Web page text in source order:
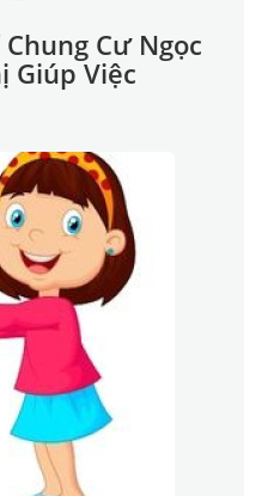
Cư Ngọc
Giúp Việc